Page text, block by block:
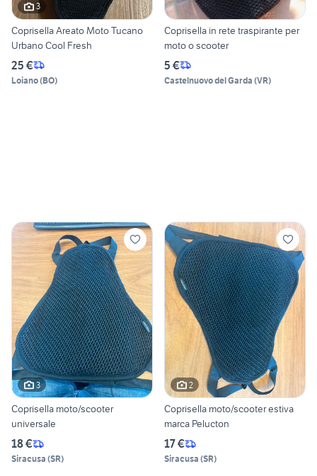
3
Coprisella Areato Moto Tucano
Urbano Cool Fresh
25 €
Loiano(BO)
Coprisella in rete traspirante per
moto o scooter
5 €
Castelnuovo del Garda (VR)
3
Coprisella moto/scooter
universale
18 €
Siracusa (SR)
2
Coprisella moto/scooter estiva
marca Pelucton
17 €
Siracusa (SR)